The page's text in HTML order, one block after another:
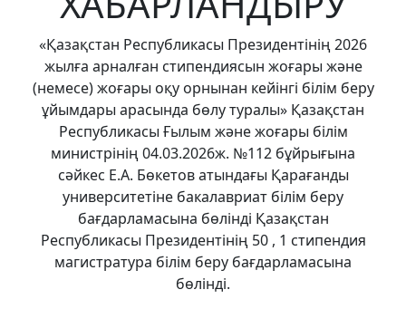
«Қазақстан Республикасы Президентінің 2026
жылға арналған стипендиясын жоғары және
(немесе) жоғары оқу орнынан кейінгі білім беру
ұйымдары арасында бөлу туралы» Қазақстан
Республикасы Ғылым және жоғары білім
министрінің 04.03.2026ж. №112 бұйрығына
сәйкес Е.А. Бөкетов атындағы Қарағанды
университетіне бакалавриат білім беру
бағдарламасына бөлінді Қазақстан
Республикасы Президентінің 50 , 1 стипендия
магистратура білім беру бағдарламасына
бөлінді.